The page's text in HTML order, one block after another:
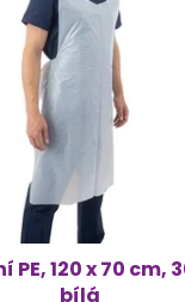
120 x 70 cm,
bílá